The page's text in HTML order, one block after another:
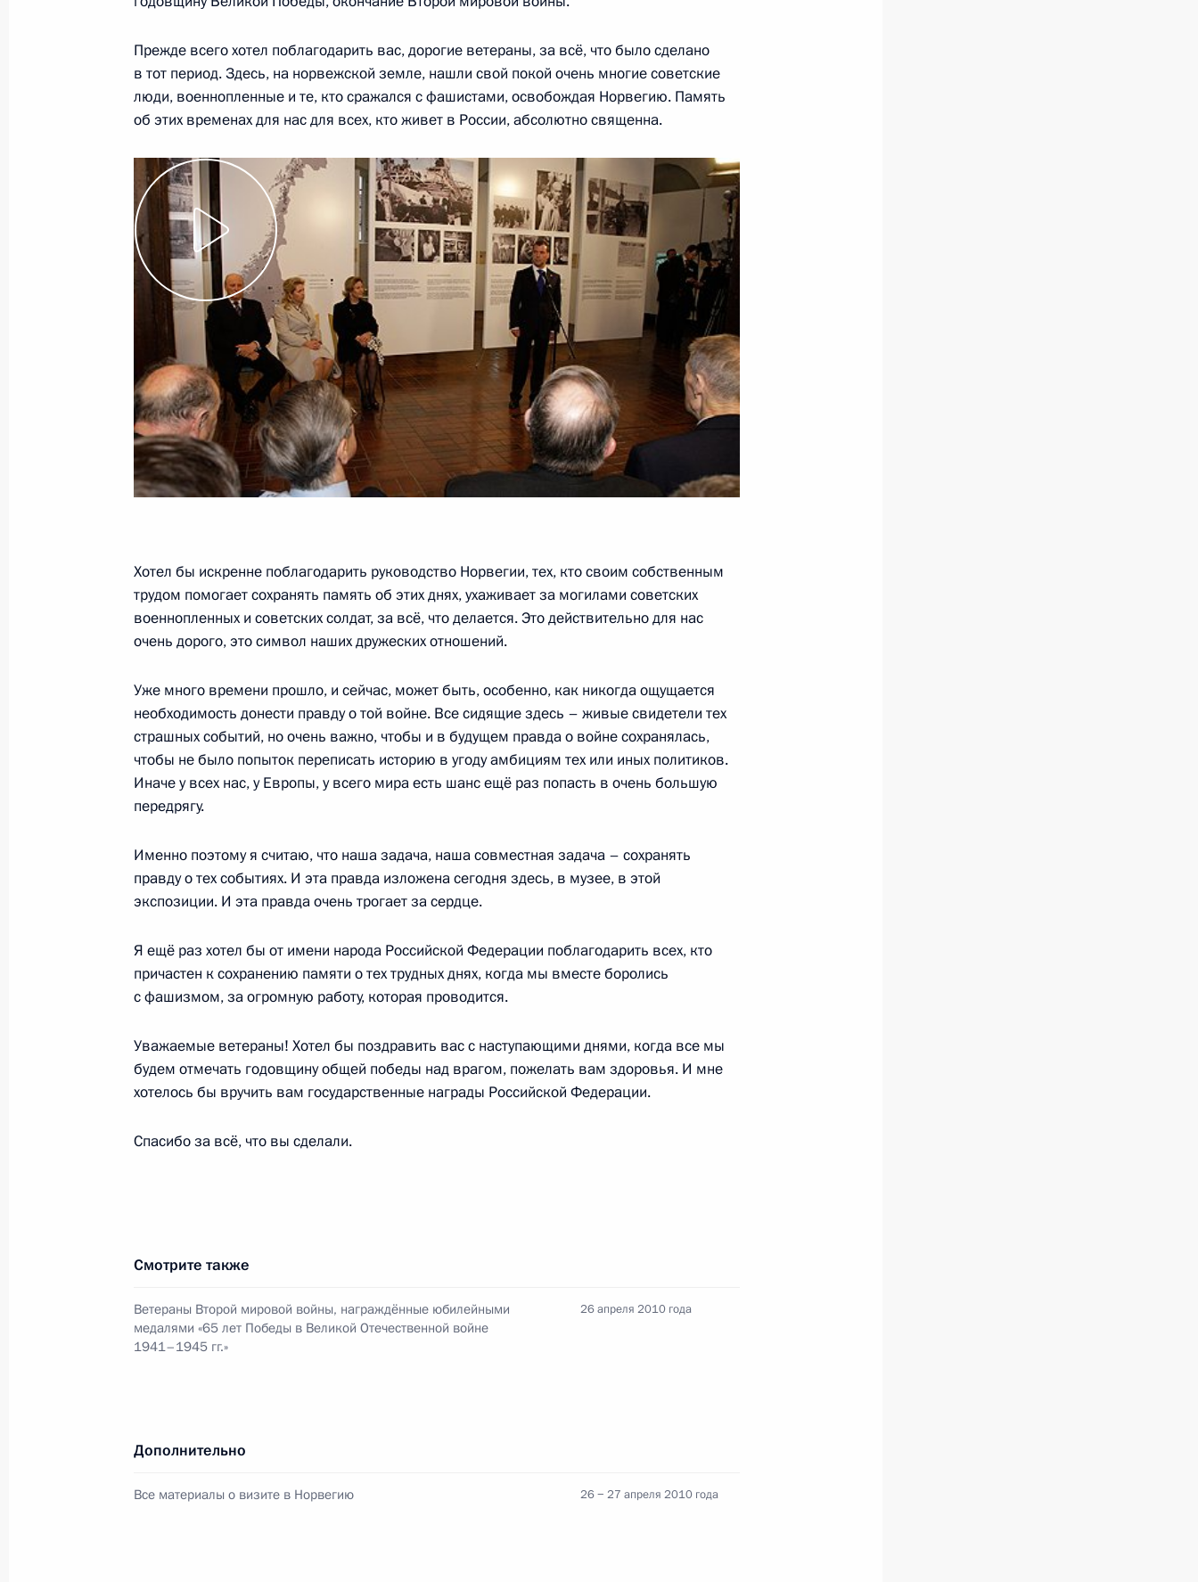
Дмитрий Медведев принял участие в работе российско-
норвежской бизнес-конференции
26 апреля 2010 года, 20:00 Осло
Важно сохранить правду о войне, иначе возможны новые
трагедии
26 апреля 2010 года, 18:00
4м
Начался двухдневный государственный визит Дмитрия
Медведева в Норвегию
26 апреля 2010 года, 16:00 Осло
Опубликован список журналистов, аккредитованных для
освещения мероприятий 65-й годовщины Победы
25 апреля 2010 года, воскресенье
Совместное заявление президентов России и США по случаю 65-
Эльба
25 апреля 2010 года, 20:00
Дмитрий Медведев поздравил директора Государственного
25 апреля 2010 года, 10:00
Дмитрий Медведев выразил соболезнования родным Натальи
Лавровой и Ольги Лавровой в связи с их трагической гибелью
25 апреля 2010 года, 09:00
24 апреля 2010 года, суббота
Игорем Щёголевым
части Российско-Украинской межгосударственной комиссии
24 апреля 2010 года, 14:00
24 апреля 2010 года, 10:00
Прежде всего хотел поблагодарить вас, дорогие ветераны, за всё, что было сделано
в тот период. Здесь, на норвежской земле, нашли свой покой очень многие советские
люди, военнопленные и те, кто сражался с фашистами, освобождая Норвегию. Память
об этих временах для нас для всех, кто живет в России, абсолютно священна.
Хотел бы искренне поблагодарить руководство Норвегии, тех, кто своим собственным
трудом помогает сохранять память об этих днях, ухаживает за могилами советских
военнопленных и советских солдат, за всё, что делается. Это действительно для нас
очень дорого, это символ наших дружеских отношений.
Уже много времени прошло, и сейчас, может быть, особенно, как никогда ощущается
необходимость донести правду о той войне. Все сидящие здесь – живые свидетели тех
страшных событий, но очень важно, чтобы и в будущем правда о войне сохранялась,
чтобы не было попыток переписать историю в угоду амбициям тех или иных политиков.
Иначе у всех нас, у Европы, у всего мира есть шанс ещё раз попасть в очень большую
передрягу.
Именно поэтому я считаю, что наша задача, наша совместная задача – сохранять
правду о тех событиях. И эта правда изложена сегодня здесь, в музее, в этой
экспозиции. И эта правда очень трогает за сердце.
Я ещё раз хотел бы от имени народа Российской Федерации поблагодарить всех, кто
причастен к сохранению памяти о тех трудных днях, когда мы вместе боролись
с фашизмом, за огромную работу, которая проводится.
Уважаемые ветераны! Хотел бы поздравить вас с наступающими днями, когда все мы
будем отмечать годовщину общей победы над врагом, пожелать вам здоровья. И мне
хотелось бы вручить вам государственные награды Российской Федерации.
Спасибо за всё, что вы сделали.
Смотрите также
Ветераны Второй мировой войны, награждённые юбилейными
медалями «65 лет Победы в Великой Отечественной войне
1941–1945 гг.»
26 апреля 2010 года
Дополнительно
Все материалы о визите в Норвегию 26 − 27 апреля 2010 года